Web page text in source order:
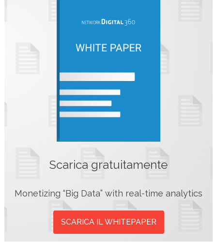
Scarica gratuitamente
Monetizing “Big Data” with real-time analytics
SCARICA IL WHITEPAPER